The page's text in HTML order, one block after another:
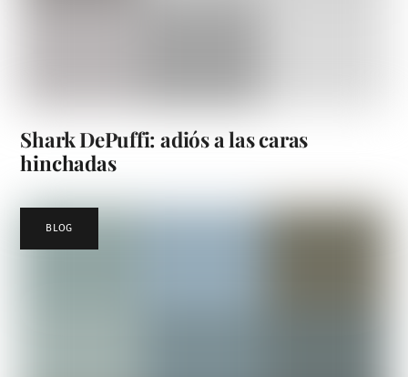
Shark DePuffi: adiós a las caras
hinchadas
BLOG